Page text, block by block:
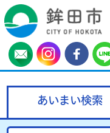
あいまい検索